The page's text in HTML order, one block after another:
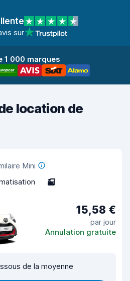
sur
1 000 marques
location de
Mini
3
15,58 €
par jour
Annulation gratuite
de la moyenne